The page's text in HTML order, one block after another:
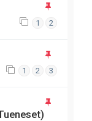
1 2
1 2 3